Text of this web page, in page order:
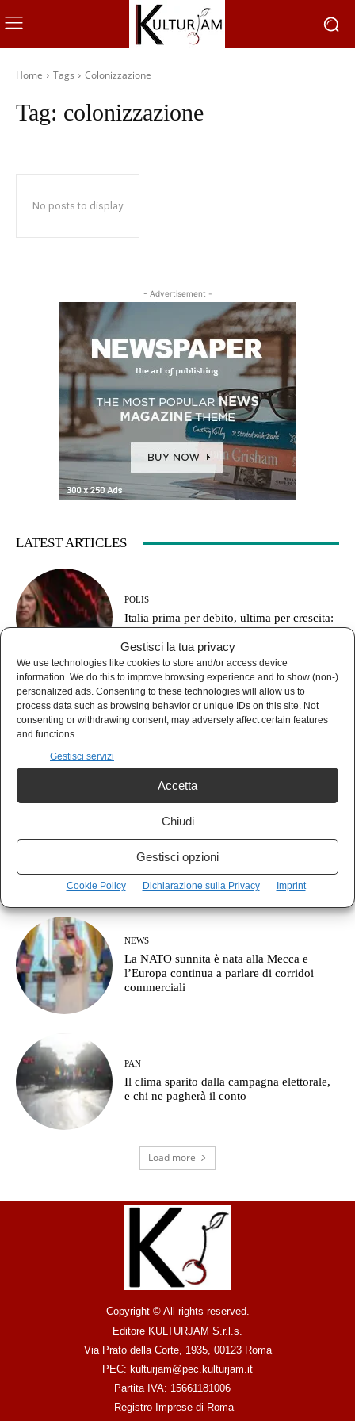
Gestisci la tua privacy
We use technologies like cookies to store and/or access device
information. We do this to improve browsing experience and to show (non-)
personalized ads. Consenting to these technologies will allow us to
process data such as browsing behavior or unique IDs on this site. Not
consenting or withdrawing consent, may adversely affect certain features
and functions.
Gestisci servizi
Accetta
Chiudi
Gestisci opzioni
Cookie Policy Dichiarazione sulla Privacy Imprint
Home Tags Colonizzazione
Tag: colonizzazione
No posts to display
- Advertisement -
LATEST ARTICLES
POLIS
Italia prima per debito, ultima per crescita:
le armi prima degli stipendi
Il Giappone indica la Cina come nemico:
pronto a combattere fino a Taiwan
NEWS
La NATO sunnita è nata alla Mecca e
l’Europa continua a parlare di corridoi
commerciali
PAN
Il clima sparito dalla campagna elettorale,
e chi ne pagherà il conto
Load more
Copyright © All rights reserved.
Editore KULTURJAM S.r.l.s.
Via Prato della Corte, 1935, 00123 Roma
PEC: kulturjam@pec.kulturjam.it
Partita IVA: 15661181006
Registro Imprese di Roma